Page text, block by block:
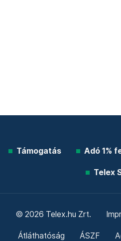
Támogatás Adó 1%
Telex
© 2026 Telex.hu Zrt.
Átláthatóság ÁSZF